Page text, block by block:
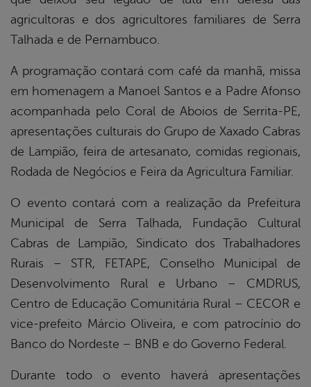
agricultoras e dos agricultores familiares de Serra
Talhada e de Pernambuco.
A programação contará com café da manhã, missa
em homenagem a Manoel Santos e a Padre Afonso
acompanhada pelo Coral de Aboios de Serrita-PE,
apresentações culturais do Grupo de Xaxado Cabras
de Lampião, feira de artesanato, comidas regionais,
Rodada de Negócios e Feira da Agricultura Familiar.
O evento contará com a realização da Prefeitura
Municipal de Serra Talhada, Fundação Cultural
Cabras de Lampião, Sindicato dos Trabalhadores
Rurais – STR, FETAPE, Conselho Municipal de
Desenvolvimento Rural e Urbano – CMDRUS,
Centro de Educação Comunitária Rural – CECOR e
vice-prefeito Márcio Oliveira, e com patrocínio do
Banco do Nordeste – BNB e do Governo Federal.
Durante todo o evento haverá apresentações